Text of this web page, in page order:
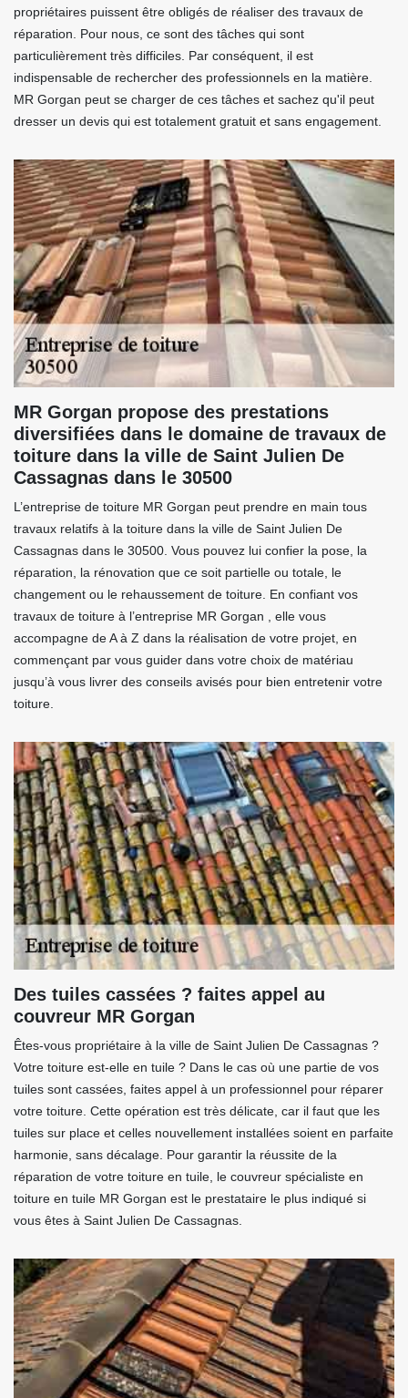
propriétaires puissent être obligés de réaliser des travaux de
réparation. Pour nous, ce sont des tâches qui sont
particulièrement très difficiles. Par conséquent, il est
indispensable de rechercher des professionnels en la matière.
MR Gorgan peut se charger de ces tâches et sachez qu'il peut
dresser un devis qui est totalement gratuit et sans engagement.
MR Gorgan propose des prestations
diversifiées dans le domaine de travaux de
toiture dans la ville de Saint Julien De
Cassagnas dans le 30500
L’entreprise de toiture MR Gorgan peut prendre en main tous
travaux relatifs à la toiture dans la ville de Saint Julien De
Cassagnas dans le 30500. Vous pouvez lui confier la pose, la
réparation, la rénovation que ce soit partielle ou totale, le
changement ou le rehaussement de toiture. En confiant vos
travaux de toiture à l’entreprise MR Gorgan , elle vous
accompagne de A à Z dans la réalisation de votre projet, en
commençant par vous guider dans votre choix de matériau
jusqu’à vous livrer des conseils avisés pour bien entretenir votre
toiture.
Des tuiles cassées ? faites appel au
couvreur MR Gorgan
Êtes-vous propriétaire à la ville de Saint Julien De Cassagnas ?
Votre toiture est-elle en tuile ? Dans le cas où une partie de vos
tuiles sont cassées, faites appel à un professionnel pour réparer
votre toiture. Cette opération est très délicate, car il faut que les
tuiles sur place et celles nouvellement installées soient en parfaite
harmonie, sans décalage. Pour garantir la réussite de la
réparation de votre toiture en tuile, le couvreur spécialiste en
toiture en tuile MR Gorgan est le prestataire le plus indiqué si
vous êtes à Saint Julien De Cassagnas.